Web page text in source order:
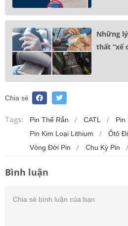
Những
thất “xế
Chia sẻ
Tags: Pin Thể Rắn CATL
Pin
Pin Kim Loại Lithium
Ôtô
Vòng Đời Pin
Chu Kỳ Pin
Bình luận